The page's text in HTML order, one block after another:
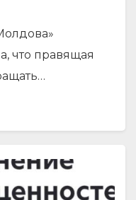
что правящая